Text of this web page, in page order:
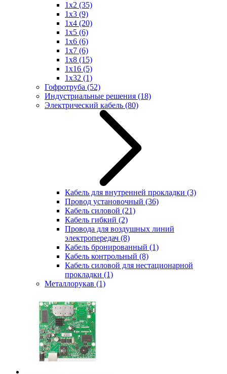
1x2 (35)
1x3 (9)
1x4 (20)
1x5 (6)
1x6 (6)
1x7 (6)
1x8 (15)
1x16 (5)
1x32 (1)
Гофротруба (52)
Индустриальные решения (18)
Электрический кабель (80)
Кабель для внутренней прокладки (3)
Провод установочный (36)
Кабель силовой (21)
Кабель гибкий (2)
Провода для воздушных линий
электропередач (8)
Кабель бронированный (1)
Кабель контрольный (8)
Кабель силовой для нестационарной
прокладки (1)
Металлорукав (1)